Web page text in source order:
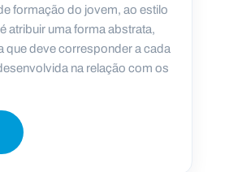
formação do jovem, ao estilo
atribuir uma forma abstrata,
que deve corresponder a cada
na relação com os